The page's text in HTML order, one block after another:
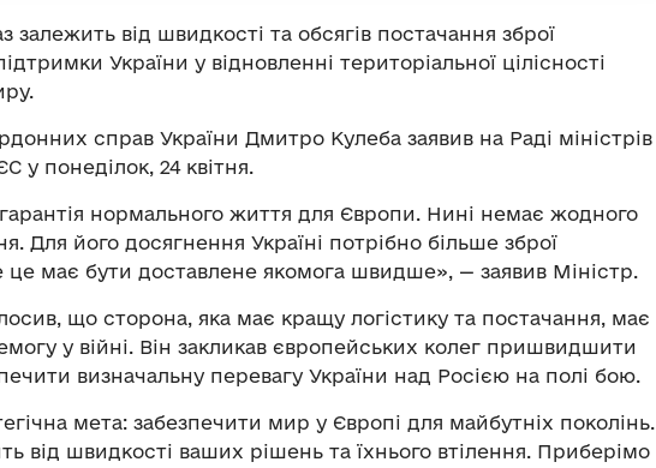
залежить від швидкості та обсягів постачання зброї
України у відновленні територіальної цілісності
справ України Дмитро Кулеба заявив на Раді міністрів
у понеділок, 24 квітня.
нормального життя для Європи. Нині немає жодного
Для його досягнення Україні потрібно більше зброї
це має бути доставлене якомога швидше», — заявив Міністр.
що сторона, яка має кращу логістику та постачання, має
у війні. Він закликав європейських колег пришвидшити
визначальну перевагу України над Росією на полі бою.
мета: забезпечити мир у Європі для майбутніх поколінь.
від швидкості ваших рішень та їхнього втілення. Приберімо